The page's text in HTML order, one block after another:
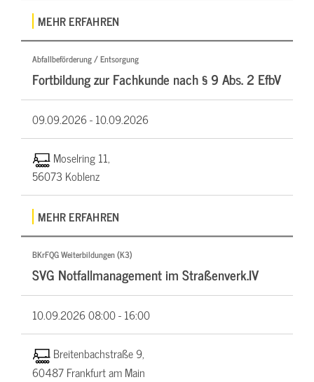
MEHR ERFAHREN
Abfallbeförderung / Entsorgung
Fortbildung zur Fachkunde nach § 9 Abs. 2 EfbV
09.09.2026 -10.09.2026
Moselring 11,
56073 Koblenz
MEHR ERFAHREN
BKrFQG Weiterbildungen (K3)
SVG Notfallmanagement im Straßenverk.IV
10.09.202608:00 - 16:00
Breitenbachstraße 9,
60487 Frankfurt am Main